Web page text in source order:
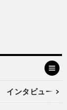
インタビュー